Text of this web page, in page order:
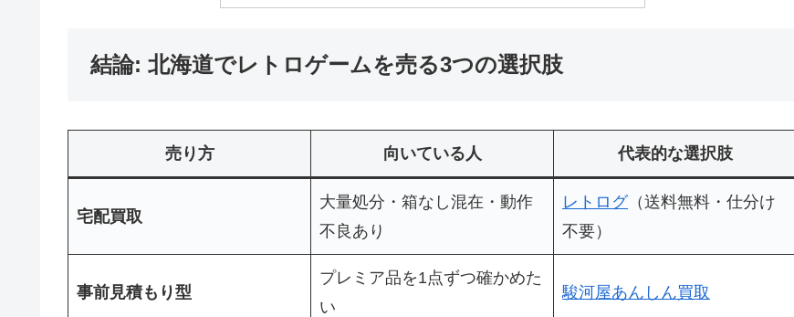
結論: 北海道でレトロゲームを売る3つの選択肢
売り方 向いている人 代表的な選択肢
宅配買取
大量処分・箱なし混在・動作
不良あり
レトログ（送料無料・仕分け
不要）
事前見積もり型
プレミア品を1点ずつ確かめた
い
駿河屋あんしん買取